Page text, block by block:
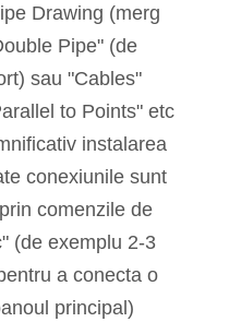
Drawing (merg
Pipe" (de
sau "Cables"
to Points" etc
instalarea
conexiunile sunt
comenzile de
(de exemplu 2-3
a conecta o
principal)